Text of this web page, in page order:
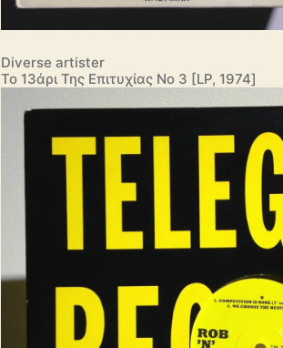
Diverse artister
Το 13άρι Της Επιτυχίας Νο 3 [LP, 1974]